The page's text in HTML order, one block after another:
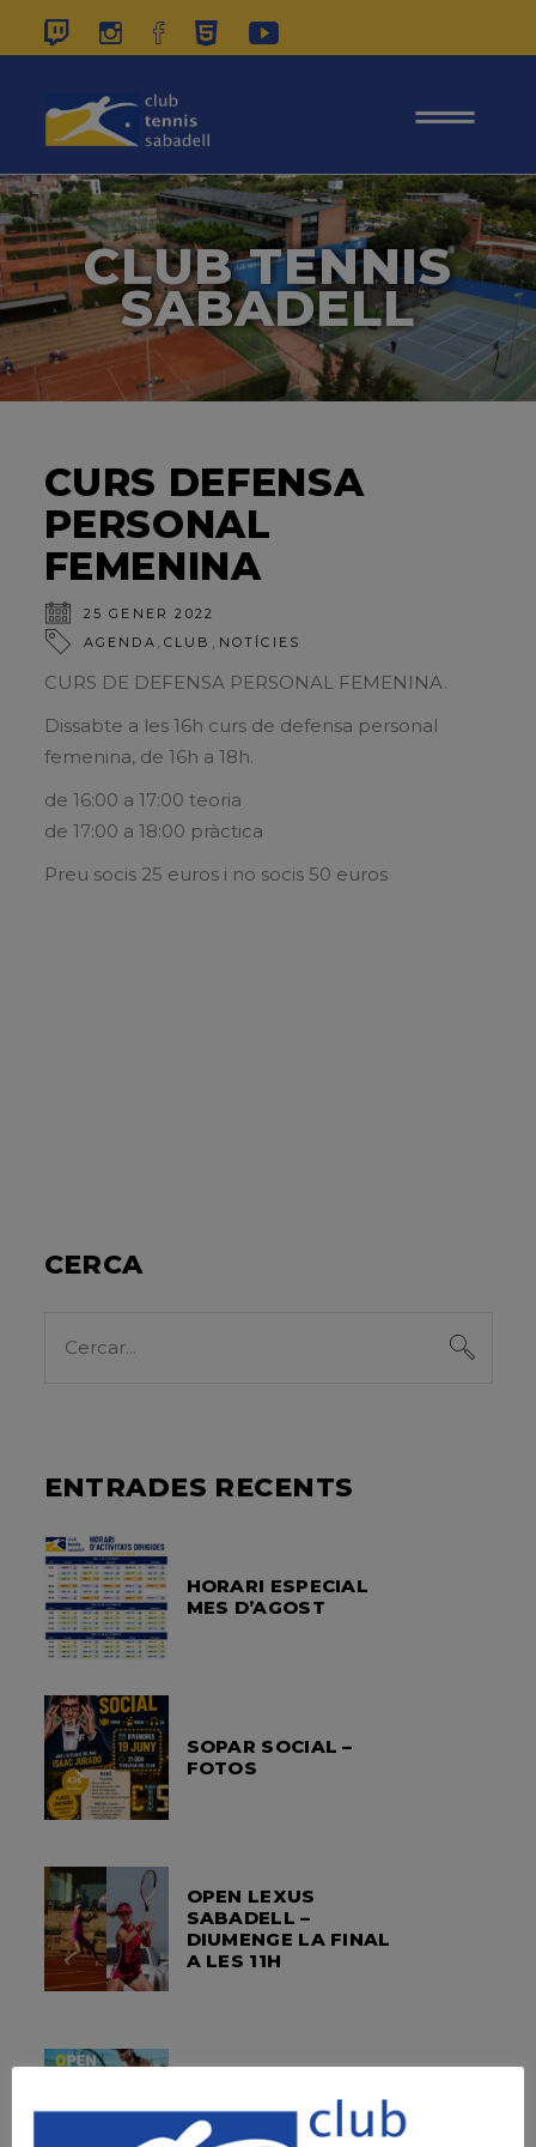
CLUB TENNIS
SABADELL
CURS DEFENSA
PERSONAL
FEMENINA
25 GENER 2022
AGENDA CLUB NOTÍCIES
CURS DE DEFENSA PERSONAL FEMENINA.
Dissabte a les 16h curs de defensa personal
femenina, de 16h a 18h.
de 16:00 a 17:00 teoria
de 17:00 a 18:00 pràctica
Preu socis 25 euros i no socis 50 euros
CERCA
for:
ENTRADES RECENTS
HORARI ESPECIAL
MES D’AGOST
SOPAR SOCIAL –
FOTOS
OPEN LEXUS
SABADELL –
DIUMENGE LA FINAL
A LES 11H
SABADELL – ORDER
OF PLAY SINGLES &
DOUBLES 21ST